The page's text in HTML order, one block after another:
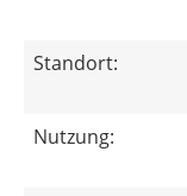
Standort:
Nutzung: